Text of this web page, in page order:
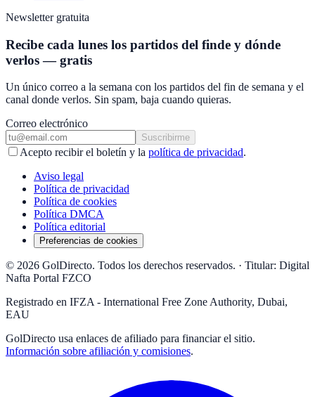
Newsletter gratuita
Recibe cada lunes los partidos del finde y dónde
verlos — gratis
Un único correo a la semana con los partidos del fin de semana y el
canal donde verlos. Sin spam, baja cuando quieras.
Correo electrónico
Suscribirme
Acepto recibir el boletín y la política de privacidad.
Aviso legal
Política de privacidad
Política de cookies
Política DMCA
Política editorial
Preferencias de cookies
© 2026 GolDirecto. Todos los derechos reservados. · Titular: Digital
Nafta Portal FZCO
Registrado en IFZA - International Free Zone Authority, Dubai,
EAU
GolDirecto usa enlaces de afiliado para financiar el sitio.
Información sobre afiliación y comisiones.